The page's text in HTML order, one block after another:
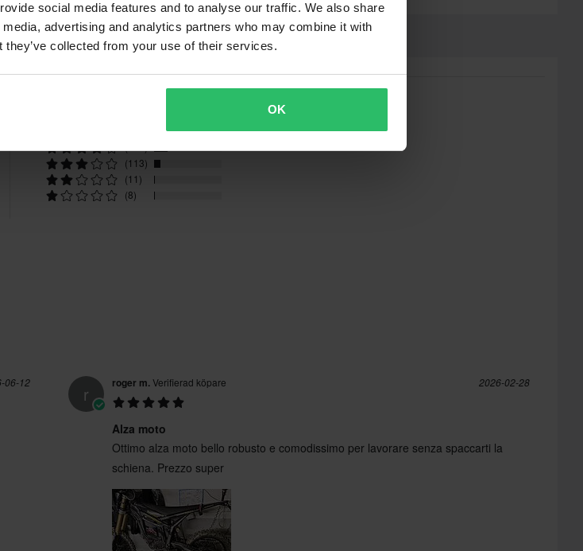
social media features and to analyse our traffic. We also share
advertising and analytics partners who may combine it with
collected from your use of their services.
OK
Recensioner
(113)
(11)
(8)
06-12
r roger m.Verifierad köpare 2026-02-28
Alza moto
Ottimo alza moto bello robusto e comodissimo per lavorare senza spaccarti la
schiena. Prezzo super